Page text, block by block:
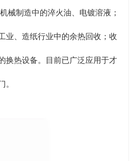
械制造中的淬火油、电镀溶液；
业、造纸行业中的余热回收；收
换热设备。目前已广泛应用于才
。